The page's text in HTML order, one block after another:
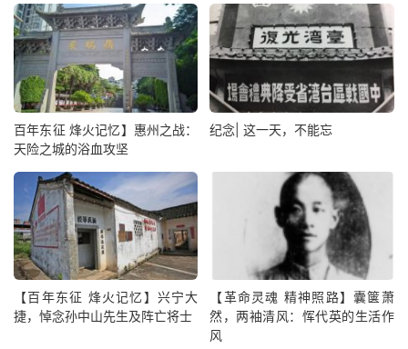
百年东征 烽火记忆】惠州之战：
天险之城的浴血攻坚
纪念| 这一天，不能忘
【百年东征 烽火记忆】兴宁大
捷，悼念孙中山先生及阵亡将士
【革命灵魂 精神照路】囊箧萧
然，两袖清风：恽代英的生活作
风